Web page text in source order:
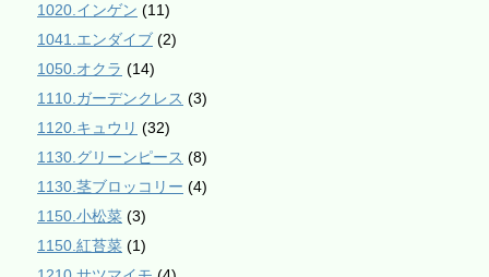
1020.インゲン (11)
1041.エンダイブ (2)
1050.オクラ (14)
1110.ガーデンクレス (3)
1120.キュウリ (32)
1130.グリーンピース (8)
1130.茎ブロッコリー (4)
1150.小松菜 (3)
1150.紅苔菜 (1)